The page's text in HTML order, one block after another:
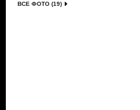
ВСЕ ФОТО (19)